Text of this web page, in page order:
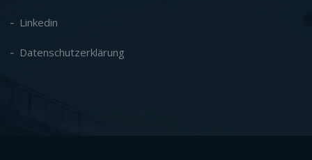
Linkedin
Datenschutzerklärung